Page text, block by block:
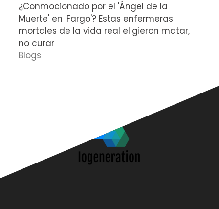
¿Conmocionado por el 'Ángel de la
Muerte' en 'Fargo'? Estas enfermeras
mortales de la vida real eligieron matar,
no curar
Blogs